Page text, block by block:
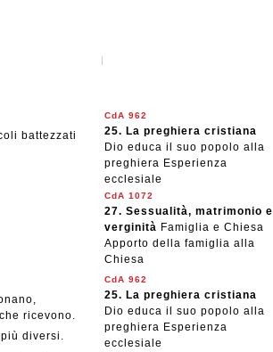
battezzati
CdA 962
25. La preghiera cristiana
Dio educa il suo popolo alla
preghiera Esperienza
ecclesiale
CdA 1072
27. Sessualità, matrimonio e
verginità Famiglia e Chiesa
Apporto della famiglia alla
Chiesa
ricevono.
diversi.
CdA 962
25. La preghiera cristiana
Dio educa il suo popolo alla
preghiera Esperienza
ecclesiale